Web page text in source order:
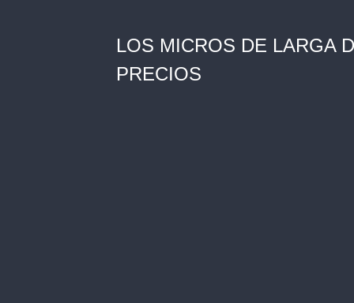
LOS MICROS DE LARGA
PRECIOS